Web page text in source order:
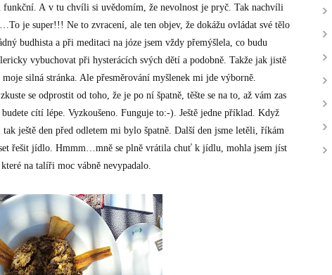
A v tu chvíli si uvědomím, že nevolnost je pryč. Tak nachvíli
je super!!! Ne to zvracení, ale ten objev, že dokážu ovládat své tělo
budhista a při meditaci na józe jsem vždy přemýšlela, co budu
vybuchovat při hysterácích svých dětí a podobně. Takže jak jistě
silná stránka. Ale přesměrování myšlenek mi jde výborně.
se odprostit od toho, že je po ní špatně, těšte se na to, až vám zas
cítí lépe. Vyzkoušeno. Funguje to:-). Ještě jedne příklad. Když
ještě den před odletem mi bylo špatně. Další den jsme letěli, říkám
řešit jídlo. Hmmm…mně se plně vrátila chuť k jídlu, mohla jsem jíst
na talíři moc vábně nevypadalo.